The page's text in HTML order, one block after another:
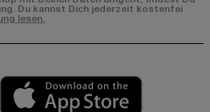
Du kannst Dich jederzeit kostenfei
lesen.
Play market